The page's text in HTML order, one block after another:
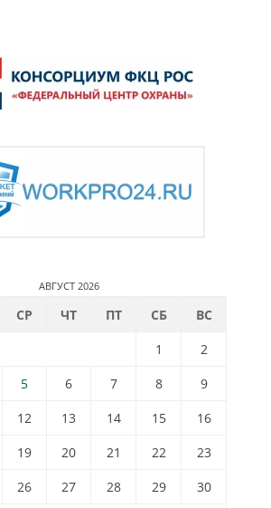
АВГУСТ 2026
СР ЧТ ПТ СБ
ВС
1
2
5 6 7 8
9
12 13 14 15
16
19 20 21 22
23
26 27 28 29
30